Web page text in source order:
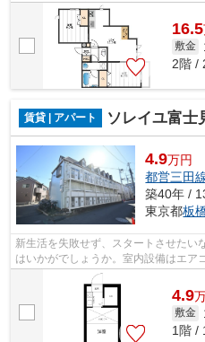
トイレ別で快適生活♪角部屋で明るいお
16.5
敷金
2階 /
賃貸 | アパート ソレイユ富士
4.9万円
都営三田
築40年 /
東京都板
新生活を失敗せず、スタートさせたい
はいかがでしょうか。室内設備はエア
も充実しています。ぜひご覧いただき...
4.9
敷金
1階 /